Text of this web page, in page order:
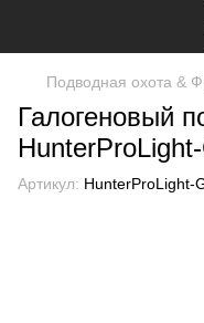
Подводная охота &
Галогеновый
Артикул: HunterProLight-